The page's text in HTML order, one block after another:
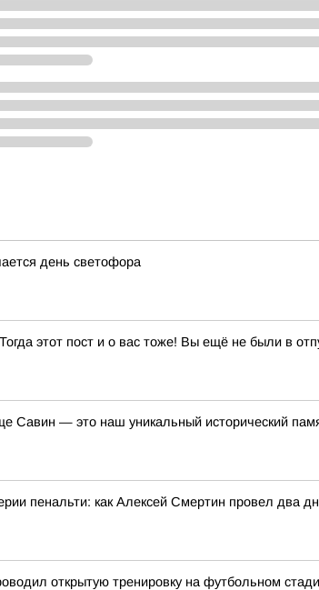
день светофора
этот пост и о вас тоже! Вы ещё не были в
Савин — это наш уникальный исторический
пенальти: как Алексей Смертин провел два
открытую тренировку на футбольном